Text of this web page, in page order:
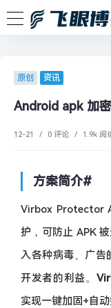
原创 资讯
Android apk 加
12-21 / 0 评论 / 1.9k 阅
方案简介#
Virbox Protector
护，可防止 APK
入各种病毒、广告
开发者的利益。
实现一键加固+自动